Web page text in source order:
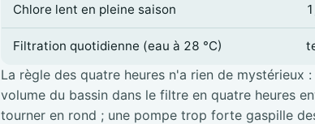
Chlore lent en pleine saison
Filtration quotidienne (eau à 28 °C)
La règle des quatre heures n'a rien de
volume du bassin dans le filtre en quatre heures
tourner en rond ; une pompe trop forte gaspille